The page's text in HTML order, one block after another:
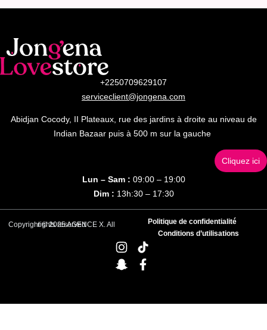
+2250709629107
serviceclient@jongena.com
Abidjan Cocody, II Plateaux, rue des jardins à droite au niveau de
Indian Bazaar puis à 500 m sur la gauche
Cliquez ici
Lun – Sam : 09:00 – 19:00
Dim : 13h:30 – 17:30
Copyright © 2025 AGENCE X. All rights reserved
Politique de confidentialité
Conditions d’utilisations